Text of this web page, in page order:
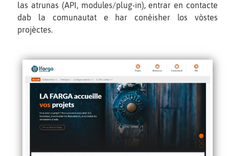
las atrunas (API, modules/plug-in), entrar en contacte
dab la comunautat e har conéisher los vòstes
projèctes.